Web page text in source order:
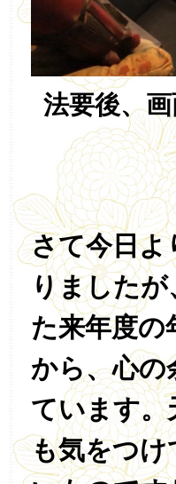
法要後、
さて今日よ
りました
た来年度の
から、心の
ています。
も気をつ